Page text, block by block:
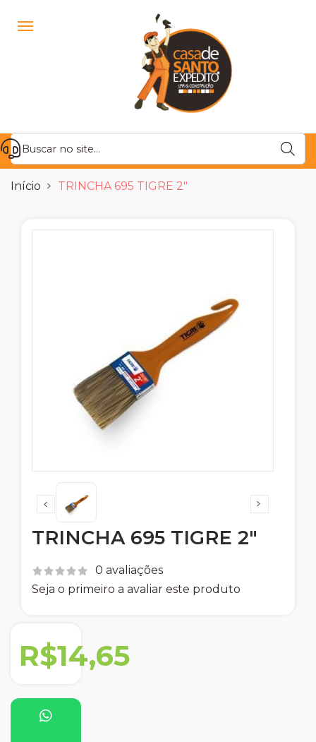
Início TRINCHA 695 TIGRE 2"
TRINCHA 695 TIGRE 2"
0 avaliações
Seja o primeiro a avaliar este produto
R$14,65